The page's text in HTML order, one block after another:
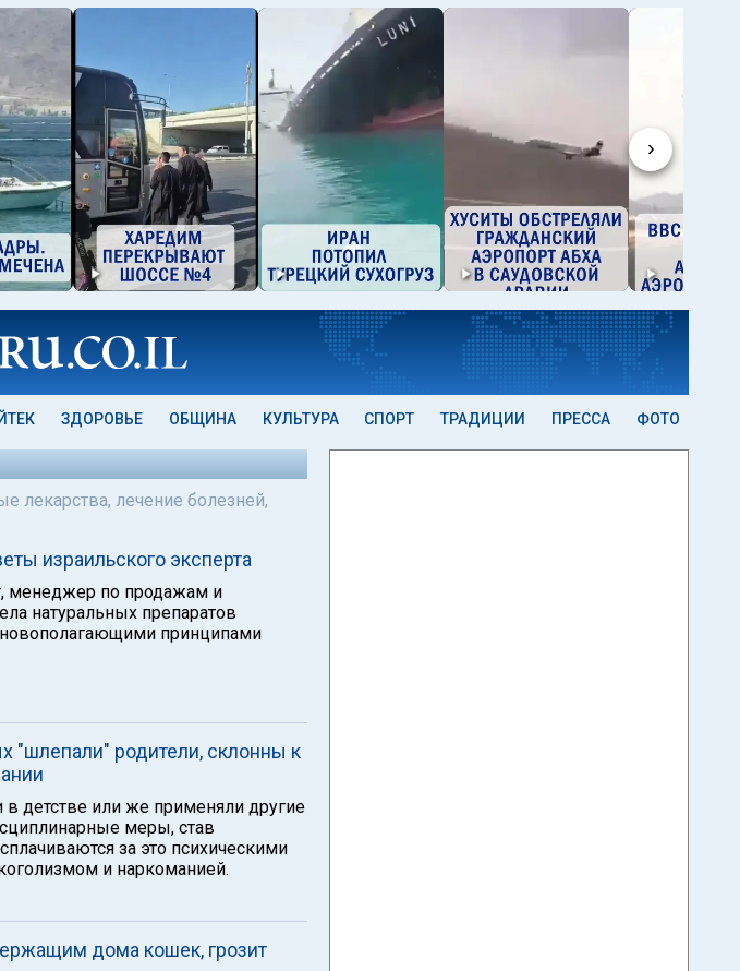
›
ЗДОРОВЬЕ ОБЩИНА КУЛЬТУРА СПОРТ ТРАДИЦИИ ПРЕССА ФОТО
лекарства, лечение болезней,
израильского эксперта
менеджер по продажам и
натуральных препаратов
принципами
"шлепали" родители, склонны к
детстве или же применяли другие
меры, став
за это психическими
и наркоманией.
дома кошек, грозит